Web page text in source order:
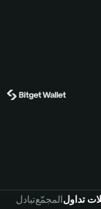
تبادلالمجمّعتداول